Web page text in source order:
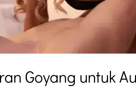
Goyang untuk